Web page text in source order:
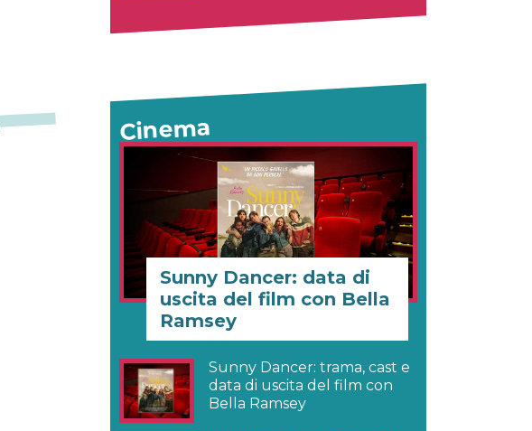
Cinema
Sunny Dancer: data di
uscita del film con Bella
Ramsey
Sunny Dancer: trama, cast e
data di uscita del film con
Bella Ramsey